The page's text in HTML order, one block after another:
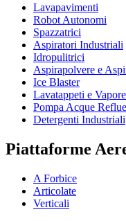
Lavapavimenti
Robot Autonomi
Spazzatrici
Aspiratori Industriali
Idropulitrici
Aspirapolvere e
Ice Blaster
Lavatappeti e Vapore
Pompa Acque Reflue
Detergenti Industriali
Piattaforme
A Forbice
Articolate
Verticali